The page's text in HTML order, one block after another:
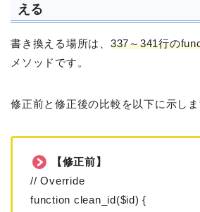
える
書き換える場所は、 337～341行の
メソッドです。
修正前と修正後の比較を以下に示しま
【修正前】
// Override
function clean_id($id) {